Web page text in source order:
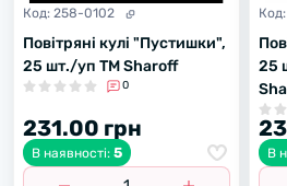
Код: 258-0102
Повітряні кулі "Пустишки",
25 шт./уп ТМ Sharoff
0
231.00 грн
В наявності: 5
Код:
25
В